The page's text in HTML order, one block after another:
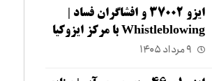
ایزو ۳۷۰۰۲ و افشاگران فساد |
Whistleblowing با مرکز ایزوکیا
۹ مرداد ۱۴۰۵